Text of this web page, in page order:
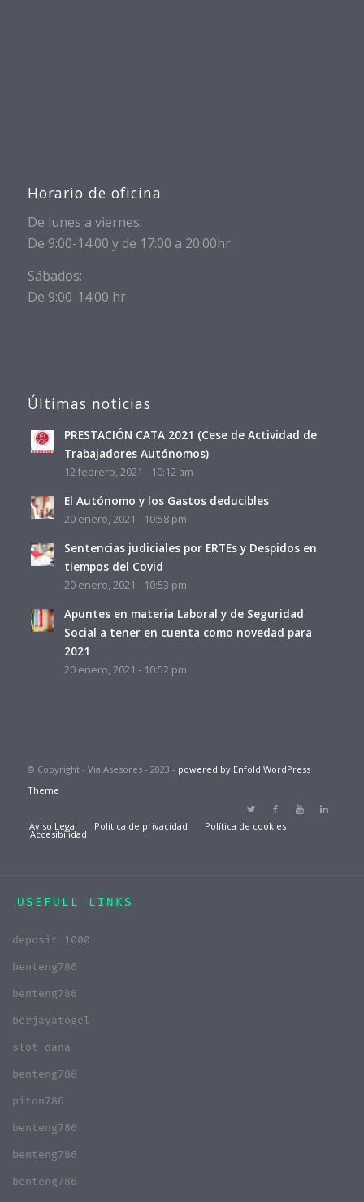
Horario de oficina
De lunes a viernes:
De 9:00-14:00 y de 17:00 a 20:00hr
Sábados:
De 9:00-14:00 hr
Últimas noticias
PRESTACIÓN CATA 2021 (Cese de Actividad de
Trabajadores Autónomos)
12 febrero, 2021 - 10:12 am
El Autónomo y los Gastos deducibles
20 enero, 2021 - 10:58 pm
Sentencias judiciales por ERTEs y Despidos en
tiempos del Covid
20 enero, 2021 - 10:53 pm
Apuntes en materia Laboral y de Seguridad
Social a tener en cuenta como novedad para
2021
20 enero, 2021 - 10:52 pm
© Copyright - Via Asesores - 2023 - powered by Enfold WordPress
Theme
Aviso Legal Política de privacidad Política de cookies
Accesibilidad
USEFULL LINKS
deposit 1000
benteng786
benteng786
berjayatogel
slot dana
benteng786
piton786
benteng786
benteng786
benteng786